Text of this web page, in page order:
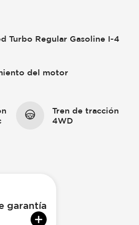
Turbo Regular Gasoline I-4
del motor
Tren de tracción
4WD
garantía